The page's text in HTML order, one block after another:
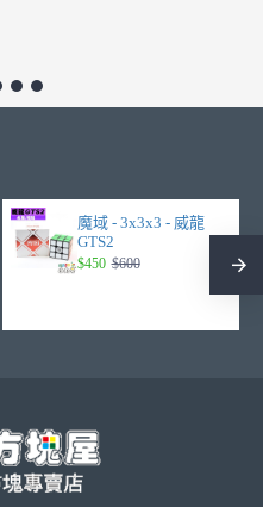
魔域 - 3x3x3 - 威龍
GTS2
$450 $600